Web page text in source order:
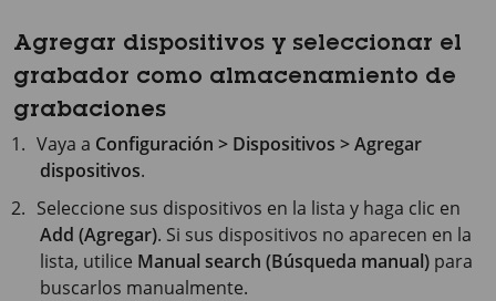
Agregar dispositivos y seleccionar el
grabador como almacenamiento de
grabaciones
Vaya a Configuración > Dispositivos > Agregar
dispositivos.
Seleccione sus dispositivos en la lista y haga clic en
Add (Agregar). Si sus dispositivos no aparecen en la
lista, utilice Manual search (Búsqueda manual) para
buscarlos manualmente.